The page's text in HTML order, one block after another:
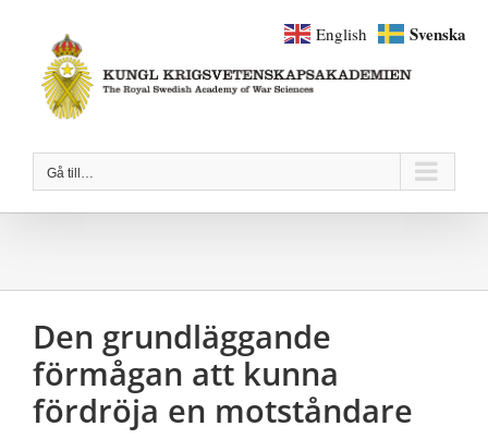
innehållet
Gå till…
Den grundläggande
förmågan att kunna
fördröja en motståndare
English Svenska